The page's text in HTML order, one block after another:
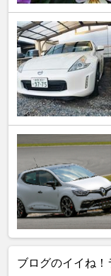
ブログのイイね